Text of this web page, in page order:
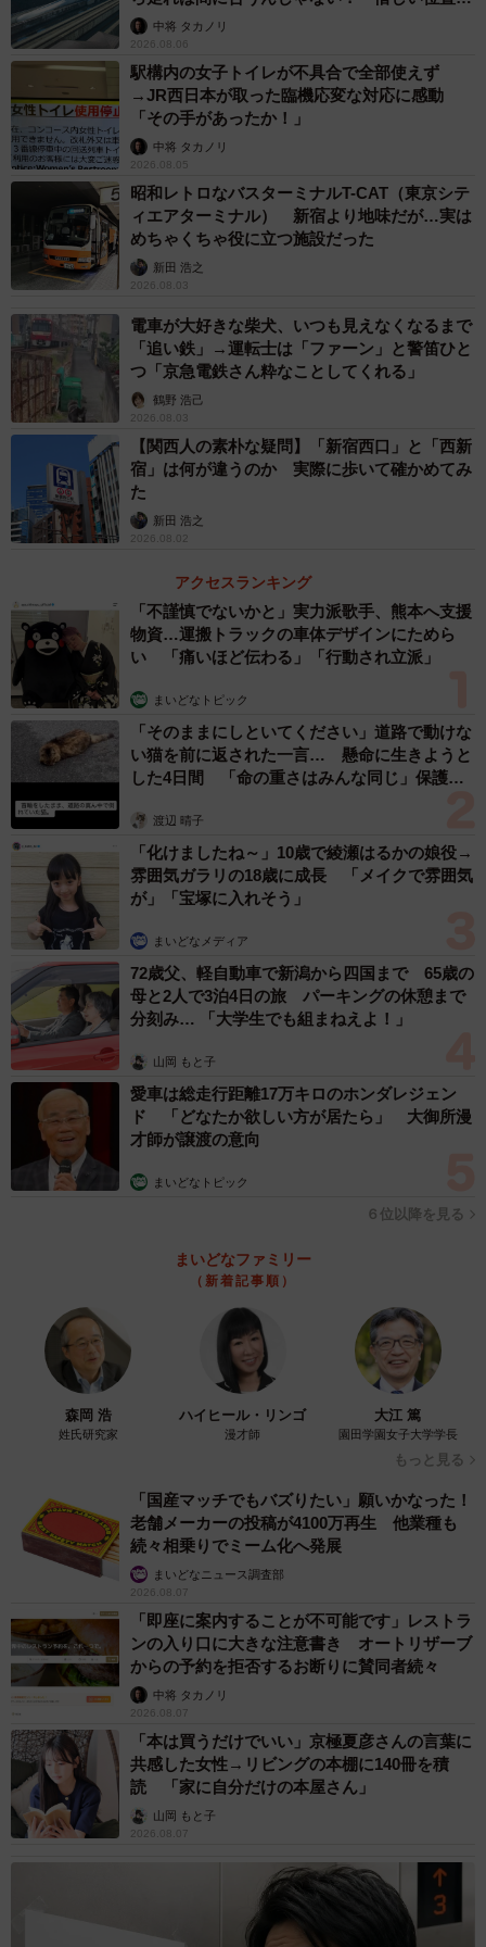
先述したとおり2200系グループは22000系からの改造車で
す。22000系は1969年に高野線で運用を開始しました。高
野線高野下～極楽橋間は50パーミル（走行距離1000メート
ルで高低差50メートル）もの急勾配区間が存在し、現在も
一般型車両は乗り入れることができません。
急勾配に対応する大きな牽引力が必要であると同時に平野
ん。まるでカメラのズームのように、急勾配と平野の両方
の沿線環境に器用に対応する車両として、22000系は「ズ
ームカー」の一員として開発されました。
3/3
大井川鐡道で活躍する21000系（Paylessimages/stock.adobe.com）
「ズームカー」のはしりは1958年に登場した21000系で
す。車両の長さは17mで、丸みを帯びた片側2扉の片開車で
した。登場後は主に難波～極楽橋間の急行に使用され、
1997年に南海から姿を消しました。
22000系は「ズームカー」の通勤車両バージョンで、ドア
に対し「角ズーム」とも呼ばれました。同車は小柄な17m
車でありながら、前面は3枚窓のせいもあり、他の一般車と
同様に端正な姿をしています。
高野線では先輩21000系に連結して、活躍する姿も見ら
れ、夏には小学校の林間学校の貸切列車を担うことも。こ
のように22000系は高野線には不可欠な存在だったので
平成に入ると、後継「ズームカー」2000系の登場により、
22000系は数を減らすことに。晩年には2000系との連結も
見られました。1990年代後半に高野線から撤退し、今日に
至ります。
ところで1960年代生まれの電車は全国の大手私鉄を見渡し
てもそれほど多くありません。関西大手私鉄だと阪急京都
本線・千里線で活躍する阪急3300系、関西私鉄初の冷房車
の京阪2400系が1960年代後半生まれです。いつでも乗れる
うちに、1960年代に生まれた車両を乗り歩く旅もいいのか
もしれません。
係が反響
中将 タカノリ
2026.08.06
駅構内の女子トイレが不具合で全部使えず
→JR西日本が取った臨機応変な対応に感動
「その手があったか！」
中将 タカノリ
2026.08.05
昭和レトロなバスターミナルT-CAT（東京シテ
ィエアターミナル） 新宿より地味だが…実は
めちゃくちゃ役に立つ施設だった
新田 浩之
2026.08.03
電車が大好きな柴犬、いつも見えなくなるまで
「追い鉄」→運転士は「ファーン」と警笛ひと
つ「京急電鉄さん粋なことしてくれる」
鶴野 浩己
2026.08.03
【関西人の素朴な疑問】「新宿西口」と「西新
宿」は何が違うのか 実際に歩いて確かめてみ
た
新田 浩之
2026.08.02
アクセスランキング
「不謹慎でないかと」実力派歌手、熊本へ支援
物資…運搬トラックの車体デザインにためら
い 「痛いほど伝わる」「行動され立派」
まいどなトピック
「そのままにしといてください」道路で動けな
い猫を前に返された一言… 懸命に生きようと
した4日間 「命の重さはみんな同じ」保護団
渡辺 晴子
「化けましたね～」10歳で綾瀬はるかの娘役→
雰囲気ガラリの18歳に成長 「メイクで雰囲気
が」「宝塚に入れそう」
まいどなメディア
72歳父、軽自動車で新潟から四国まで 65歳の
母と2人で3泊4日の旅 パーキングの休憩まで
分刻み… 「大学生でも組まねえよ！」
山岡 もと子
愛車は総走行距離17万キロのホンダレジェン
ド 「どなたか欲しい方が居たら」 大御所漫
才師が譲渡の意向
まいどなトピック
６位以降を見る
まいどなファミリー
（新着記事順）
森岡 浩
姓氏研究家
ハイヒール・リンゴ
漫才師
大江 篤
園田学園女子大学学長
もっと見る
「国産マッチでもバズりたい」願いかなった！
老舗メーカーの投稿が4100万再生 他業種も
続々相乗りでミーム化へ発展
まいどなニュース調査部
2026.08.07
「即座に案内することが不可能です」レストラ
ンの入り口に大きな注意書き オートリザーブ
からの予約を拒否するお断りに賛同者続々
中将 タカノリ
2026.08.07
「本は買うだけでいい」京極夏彦さんの言葉に
共感した女性→リビングの本棚に140冊を積
読 「家に自分だけの本屋さん」
山岡 もと子
2026.08.07